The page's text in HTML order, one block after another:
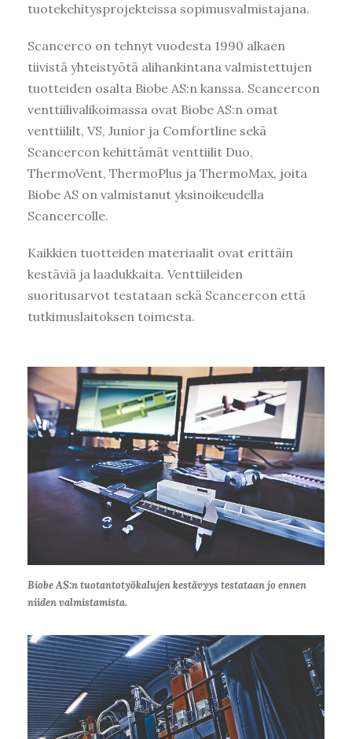
tuotekehitysprojekteissa sopimusvalmistajana.
Scancerco on tehnyt vuodesta 1990 alkaen
tiivistä yhteistyötä alihankintana valmistettujen
tuotteiden osalta Biobe AS:n kanssa. Scancercon
venttiilivalikoimassa ovat Biobe AS:n omat
venttiililt, VS, Junior ja Comfortline sekä
Scancercon kehittämät venttiilit Duo,
ThermoVent, ThermoPlus ja ThermoMax, joita
Biobe AS on valmistanut yksinoikeudella
Scancercolle.
Kaikkien tuotteiden materiaalit ovat erittäin
kestäviä ja laadukkaita. Venttiileiden
suoritusarvot testataan sekä Scancercon että
tutkimuslaitoksen toimesta.
Biobe AS:n tuotantotyökalujen kestävyys testataan jo ennen
niiden valmistamista.